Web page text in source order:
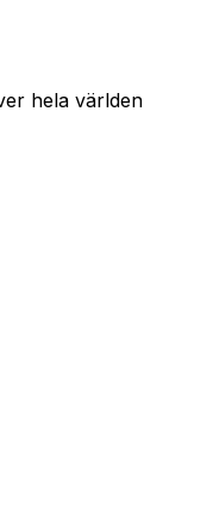
hela världen